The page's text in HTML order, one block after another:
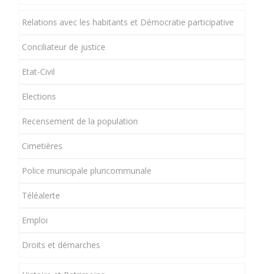
Relations avec les habitants et Démocratie participative
Conciliateur de justice
Etat-Civil
Elections
Recensement de la population
Cimetières
Police municipale pluricommunale
Téléalerte
Emploi
Droits et démarches